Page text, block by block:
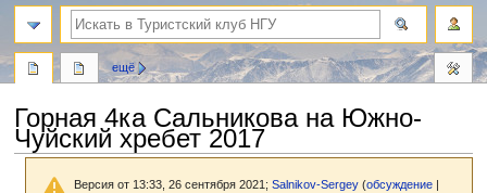
Горная 4ка Сальникова на Южно-
Чуйский хребет 2017
Версия от 13:33, 26 сентября 2021;Salnikov-Sergey (обсуждение |
ещё
поиск